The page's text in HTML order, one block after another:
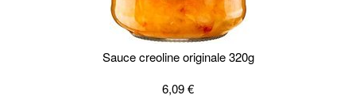
Sauce creoline originale 320g
6,09 €